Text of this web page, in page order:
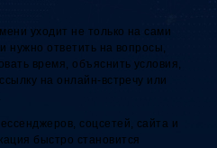
уходит не только на сами
нужно ответить на вопросы,
время, объяснить условия,
на онлайн-встречу или
соцсетей, сайта и
быстро становится